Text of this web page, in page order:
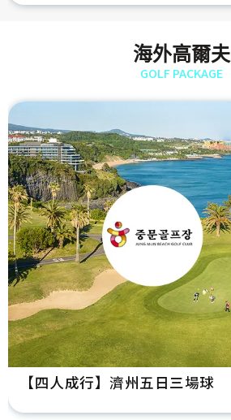
海外高爾夫
GOLF PACKAGE
【四人成行】濟州五日三場球